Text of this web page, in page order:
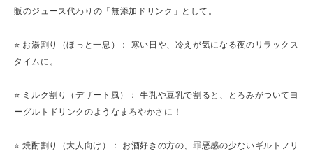
販のジュース代わりの「無添加ドリンク」として。
⭐️ お湯割り（ほっと一息）： 寒い日や、冷えが気になる夜のリラックス
タイムに。
⭐️ ミルク割り（デザート風）： 牛乳や豆乳で割ると、とろみがついてヨ
ーグルトドリンクのようなまろやかさに！
⭐️ 焼酎割り（大人向け）： お酒好きの方の、罪悪感の少ないギルトフリ